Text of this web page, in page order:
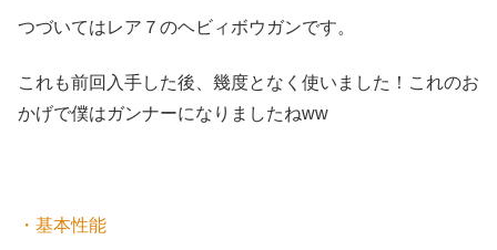
つづいてはレア７のヘビィボウガンです。
これも前回入手した後、幾度となく使いました！これのお
かげで僕はガンナーになりましたねww
・基本性能